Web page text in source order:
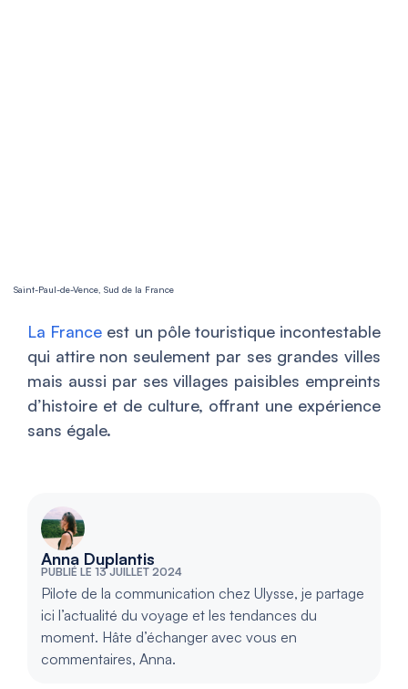
Saint-Paul-de-Vence, Sud de la France
La France est un pôle touristique incontestable
qui attire non seulement par ses grandes villes
mais aussi par ses villages paisibles empreints
d’histoire et de culture, offrant une expérience
sans égale.
Anna Duplantis
PUBLIÉ LE 13 JUILLET 2024
Pilote de la communication chez Ulysse, je partage
ici l’actualité du voyage et les tendances du
moment. Hâte d’échanger avec vous en
commentaires, Anna.